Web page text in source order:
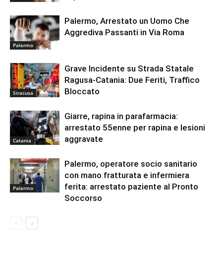
Palermo
Palermo, Arrestato un Uomo Che
Aggrediva Passanti in Via Roma
Siracusa
Grave Incidente su Strada Statale
Ragusa-Catania: Due Feriti, Traffico
Bloccato
Catania
Giarre, rapina in parafarmacia:
arrestato 55enne per rapina e lesioni
aggravate
Palermo
Palermo, operatore socio sanitario
con mano fratturata e infermiera
ferita: arrestato paziente al Pronto
Soccorso